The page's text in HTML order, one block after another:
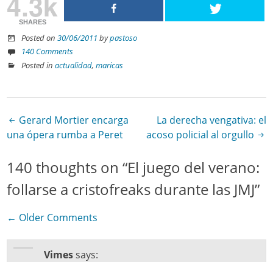
SHARES
Posted on30/06/2011 bypastoso
140 Comments
Posted inactualidad,maricas
Post navigation
Gerard Mortier encarga
una ópera rumba a Peret
La derecha vengativa: el
acoso policial al orgullo
140 thoughts on “El juego del verano:
follarse a cristofreaks durante las JMJ”
Comment navigation
← Older Comments
Vimes says: